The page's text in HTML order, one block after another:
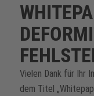
Vielen Dank für Ihr
dem Titel